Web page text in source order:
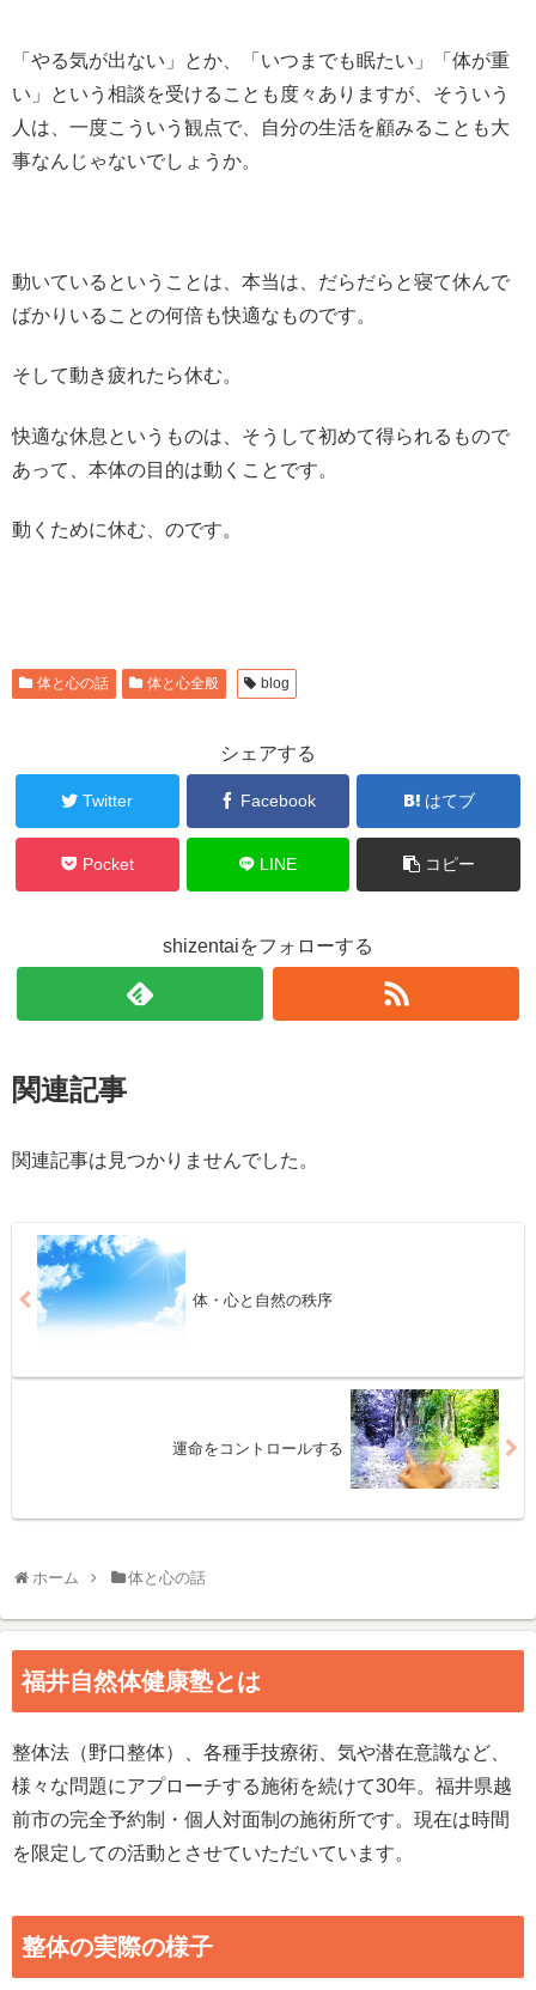
「やる気が出ない」とか、「いつまでも眠たい」「体が重
い」という相談を受けることも度々ありますが、そういう
人は、一度こういう観点で、自分の生活を顧みることも大
事なんじゃないでしょうか。
動いているということは、本当は、だらだらと寝て休んで
ばかりいることの何倍も快適なものです。
そして動き疲れたら休む。
快適な休息というものは、そうして初めて得られるもので
あって、本体の目的は動くことです。
動くために休む、のです。
体と心の話 体と心全般 blog
シェアする
Twitter Facebook はてブ
Pocket LINE コピー
shizentaiをフォローする
関連記事
関連記事は見つかりませんでした。
体・心と自然の秩序
運命をコントロールする
ホーム 体と心の話
福井自然体健康塾とは
整体法（野口整体）、各種手技療術、気や潜在意識など、
様々な問題にアプローチする施術を続けて30年。福井県越
前市の完全予約制・個人対面制の施術所です。現在は時間
を限定しての活動とさせていただいています。
整体の実際の様子